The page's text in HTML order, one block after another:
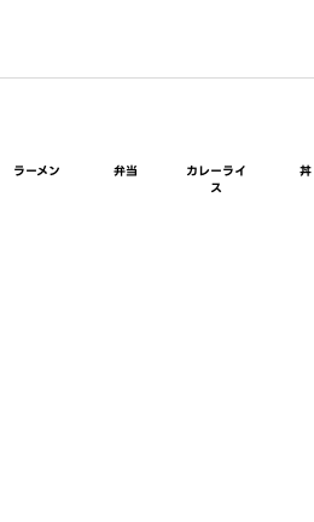
ラーメン 弁当
カレーライ
ス
丼